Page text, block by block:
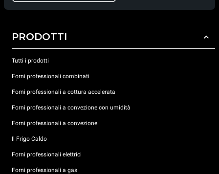
PRODOTTI
Tutti i prodotti
Forni professionali combinati
Forni professionali a cottura accelerata
Forni professionali a convezione con umidità
Forni professionali a convezione
Il Frigo Caldo
Forni professionali elettrici
Forni professionali a gas